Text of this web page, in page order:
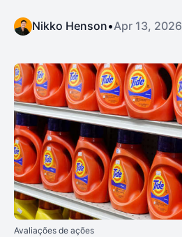
Nikko Henson•Apr 13, 2026
Avaliações de ações